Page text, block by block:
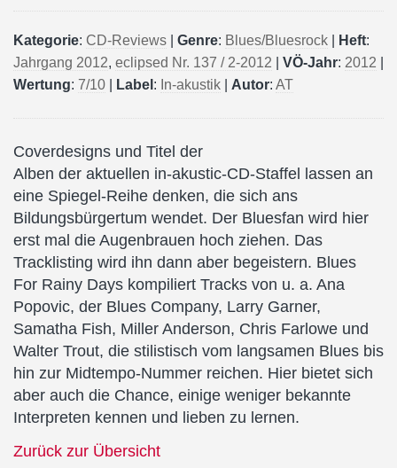
Kategorie: CD-Reviews Genre: Blues/Bluesrock Heft:
Jahrgang 2012, eclipsed Nr. 137 / 2-2012 VÖ-Jahr: 2012
Wertung: 7/10 Label : In-akustik Autor: AT
Coverdesigns und Titel der
Alben der aktuellen in-akustic-CD-Staffel lassen an
eine Spiegel-Reihe denken, die sich ans
Bildungsbürgertum wendet. Der Bluesfan wird hier
erst mal die Augenbrauen hoch ziehen. Das
Tracklisting wird ihn dann aber begeistern. Blues
For Rainy Days kompiliert Tracks von u. a. Ana
Popovic, der Blues Company, Larry Garner,
Samatha Fish, Miller Anderson, Chris Farlowe und
Walter Trout, die stilistisch vom langsamen Blues bis
hin zur Midtempo-Nummer reichen. Hier bietet sich
aber auch die Chance, einige weniger bekannte
Interpreten kennen und lieben zu lernen.
Zurück zur Übersicht